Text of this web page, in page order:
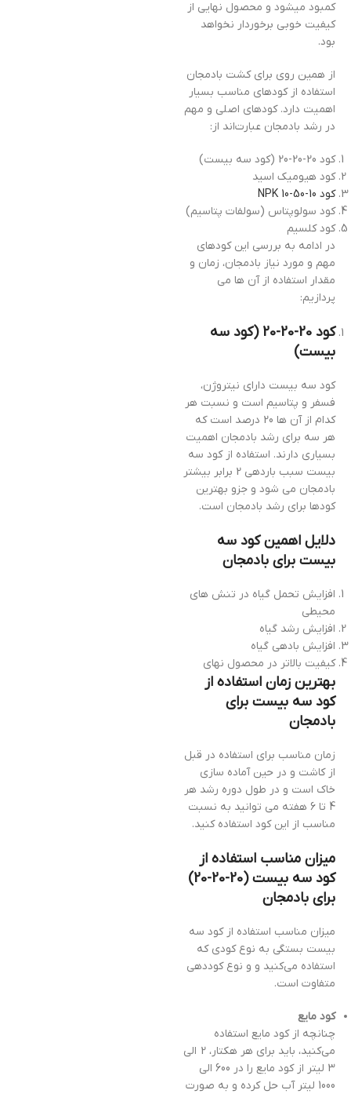
کمبود میشود و محصول نهایی از
کیفیت خوبی برخوردار نخواهد
بود.
از همین روی برای کشت بادمجان
استفاده از کودهای مناسب بسیار
اهمیت دارد. کودهای اصلی و مهم
در رشد بادمجان عبارت‌اند از:
کود 20-20-20 (کود سه بیست)
کود هیومیک اسید
کود NPK 10-50-10
کود سولوپتاس (سولفات پتاسیم)
کود کلسیم
در ادامه به بررسی این کودهای
مهم و مورد نیاز بادمجان، زمان و
مقدار استفاده از آن ها می
پردازیم:
کود 20-20-20 (کود سه
بیست)
کود سه بیست دارای نیتروژن،
فسفر و پتاسیم است و نسبت هر
کدام از آن ها 20 درصد است که
هر سه برای رشد بادمجان اهمیت
بسیاری دارند. استفاده از کود سه
بیست سبب باردهی 2 برابر بیشتر
بادمجان می شود و جزو بهترین
کودها برای رشد بادمجان است.
دلایل اهمین کود سه
بیست برای بادمجان
افزایش تحمل گیاه در تنش های
محیطی
افزایش رشد گیاه
افزایش بادهی گیاه
کیفیت بالاتر در محصول نهای
بهترین زمان استفاده از
کود سه بیست برای
بادمجان
زمان مناسب برای استفاده در قبل
از کاشت و در حین آماده سازی
خاک است و در طول دوره رشد هر
4 تا 6 هفته می توانید به نسبت
مناسب از این کود استفاده کنید.
میزان مناسب استفاده از
کود سه بیست (20-20-20)
برای بادمجان
میزان مناسب استفاده از کود سه
بیست بستگی به نوع کودی که
استفاده می‌کنید و و نوع کوددهی
متفاوت است.
کود مایع
چنانچه از کود مایع استفاده
می‌کنید، باید برای هر هکتار، 2 الی
3 لیتر از کود مایع را در 600 الی
1000 لیتر آب حل کرده و به صورت